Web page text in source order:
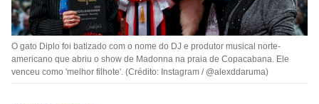
O gato Diplo foi batizado com o nome do DJ e produtor musical norte-
americano que abriu o show de Madonna na praia de Copacabana. Ele
venceu como 'melhor filhote'. (Crédito: Instagram / @alexddaruma)